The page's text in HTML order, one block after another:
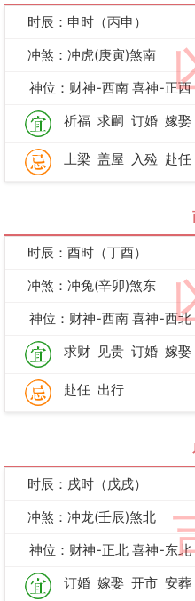
时辰：申时（丙申）
冲煞：冲虎(庚寅)煞南
神位：财神-西南 喜神-正
祈福 求嗣 订婚 嫁娶
上梁 盖屋 入殓 赴任
时辰：酉时（丁酉）
冲煞：冲兔(辛卯)煞东
神位：财神-西南 喜神-西
求财 见贵 订婚 嫁娶
赴任 出行
时辰：戌时（戊戌）
冲煞：冲龙(壬辰)煞北
神位：财神-正北 喜神-东
订婚 嫁娶 开市 安葬